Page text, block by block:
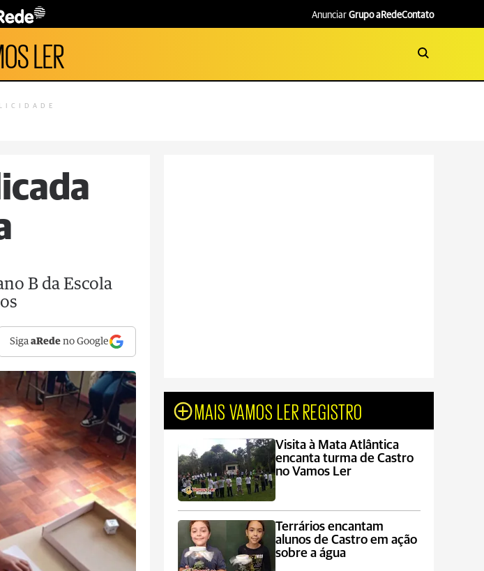
Anunciar Grupo aRedeContato
LER
B da Escola
SigaaRede no Google
MAIS VAMOS LER REGISTRO
Visita à Mata Atlântica
encanta turma de Castro
no Vamos Ler
Terrários encantam
alunos de Castro em ação
sobre a água